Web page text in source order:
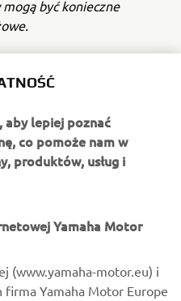
być konieczne
skontaktuj się z lokalnym
aby lepiej poznać
co pomoże nam w
produktów, usług i
Yamaha Motor
(www.yamaha-motor.eu) i
firma Yamaha Motor Europe